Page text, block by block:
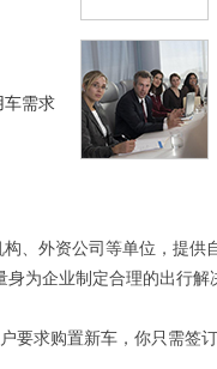
车需求
、外资公司等单位，提供
为企业制定合理的出行解
要求购置新车，你只需签